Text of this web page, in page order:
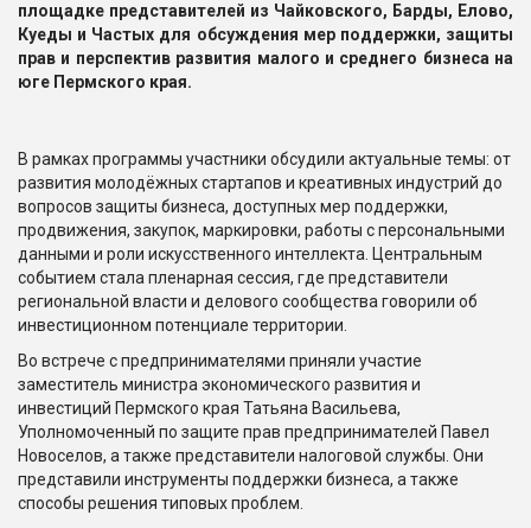
площадке представителей из Чайковского, Барды, Елово,
Куеды и Частых для обсуждения мер поддержки, защиты
прав и перспектив развития малого и среднего бизнеса на
юге Пермского края.
В рамках программы участники обсудили актуальные темы: от
развития молодёжных стартапов и креативных индустрий до
вопросов защиты бизнеса, доступных мер поддержки,
продвижения, закупок, маркировки, работы с персональными
данными и роли искусственного интеллекта. Центральным
событием стала пленарная сессия, где представители
региональной власти и делового сообщества говорили об
инвестиционном потенциале территории.
Во встрече с предпринимателями приняли участие
заместитель министра экономического развития и
инвестиций Пермского края Татьяна Васильева,
Уполномоченный по защите прав предпринимателей Павел
Новоселов, а также представители налоговой службы. Они
представили инструменты поддержки бизнеса, а также
способы решения типовых проблем.